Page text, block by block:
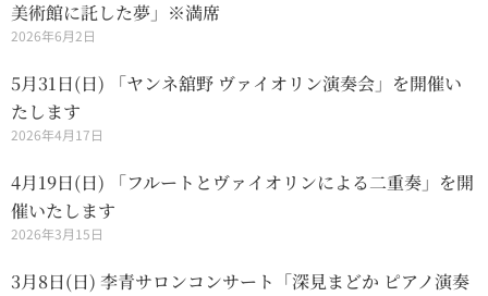
美術館に託した夢」※満席
2026年6月2日
5月31日(日) 「ヤンネ舘野 ヴァイオリン演奏会」を開催い
たします
2026年4月17日
4月19日(日) 「フルートとヴァイオリンによる二重奏」を開
催いたします
2026年3月15日
3月8日(日) 李青サロンコンサート「深見まどか ピアノ演奏